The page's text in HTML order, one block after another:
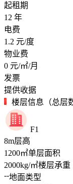
起租期
12 年
电费
1.2 元/度
物业费
0 元/㎡/月
发票
提供收据
楼层信息（总层
F1
8m层高
1200㎡单层面积
2000kg/㎡楼层承重
--地面类型